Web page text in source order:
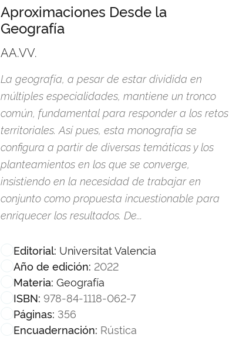
Aproximaciones Desde la
Geografía
AA.VV.
La geografía, a pesar de estar dividida en
múltiples especialidades, mantiene un tronco
común, fundamental para responder a los retos
territoriales. Así pues, esta monografía se
configura a partir de diversas temáticas y los
planteamientos en los que se converge,
insistiendo en la necesidad de trabajar en
conjunto como propuesta incuestionable para
enriquecer los resultados. De...
Editorial: Universitat Valencia
Año de edición: 2022
Materia: Geografía
ISBN: 978-84-1118-062-7
Páginas: 356
Encuadernación: Rústica